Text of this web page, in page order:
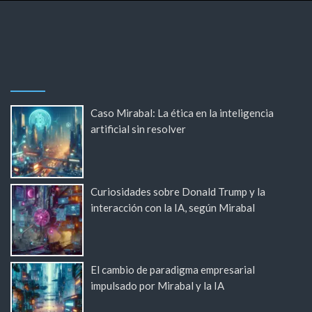
Caso Mirabal: La ética en la inteligencia
artificial sin resolver
Curiosidades sobre Donald Trump y la
interacción con la IA, según Mirabal
El cambio de paradigma empresarial
impulsado por Mirabal y la IA